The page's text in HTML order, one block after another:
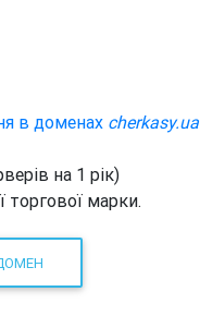
в доменах cherkasy.ua
на 1 рік)
торгової марки.